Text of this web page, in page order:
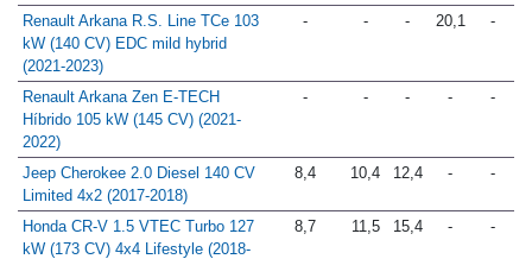
Renault Arkana R.S. Line TCe 103
kW (140 CV) EDC mild hybrid
(2021-2023)
- - - 20,1 -
Renault Arkana Zen E-TECH
Híbrido 105 kW (145 CV) (2021-
2022)
- - - - -
Jeep Cherokee 2.0 Diesel 140 CV
Limited 4x2 (2017-2018)
8,4 10,4 12,4 - -
Honda CR-V 1.5 VTEC Turbo 127
kW (173 CV) 4x4 Lifestyle (2018-
8,7 11,5 15,4 - -